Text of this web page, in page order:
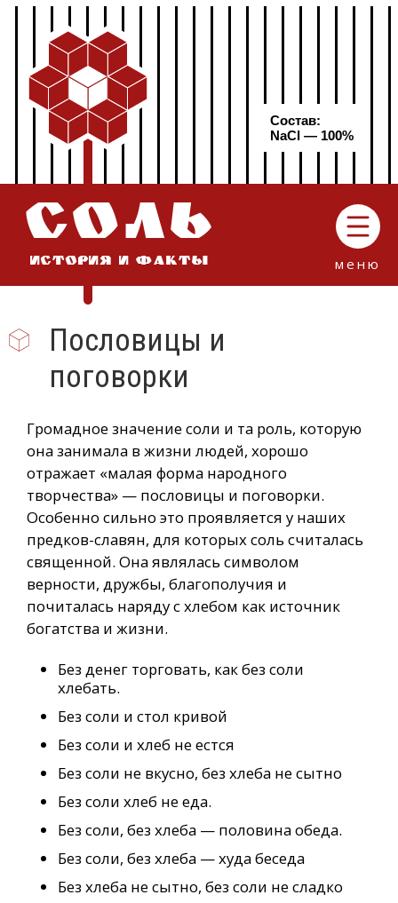
Состав:
NaCl — 100%
меню
СОЛЬ
ИСТОРИЯ И ФАКТЫ
Пословицы и
поговорки
Громадное значение соли и та роль, которую
она занимала в жизни людей, хорошо
отражает «малая форма народного
творчества» — пословицы и поговорки.
Особенно сильно это проявляется у наших
предков-славян, для которых соль считалась
священной. Она являлась символом
верности, дружбы, благополучия и
почиталась наряду с хлебом как источник
богатства и жизни.
Без денег торговать, как без соли
хлебать.
Без соли и стол кривой
Без соли и хлеб не естся
Без соли не вкусно, без хлеба не сытно
Без соли хлеб не еда.
Без соли, без хлеба — половина обеда.
Без соли, без хлеба — худа беседа
Без хлеба не сытно, без соли не сладко